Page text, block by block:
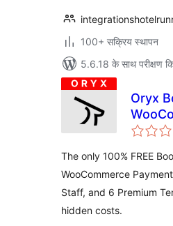
100+ सक्रिय स्थापन
5.6.18 के साथ परीक्षण
Oryx
Free)
The only 100% FREE
WooCommerce
Staff, and 6 Premium
hidden costs.